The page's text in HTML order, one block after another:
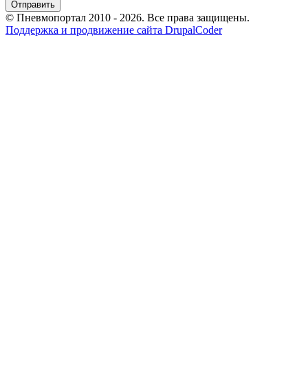
© Пневмопортал 2010 - 2026. Все права защищены.
Поддержка и продвижение сайта DrupalCoder